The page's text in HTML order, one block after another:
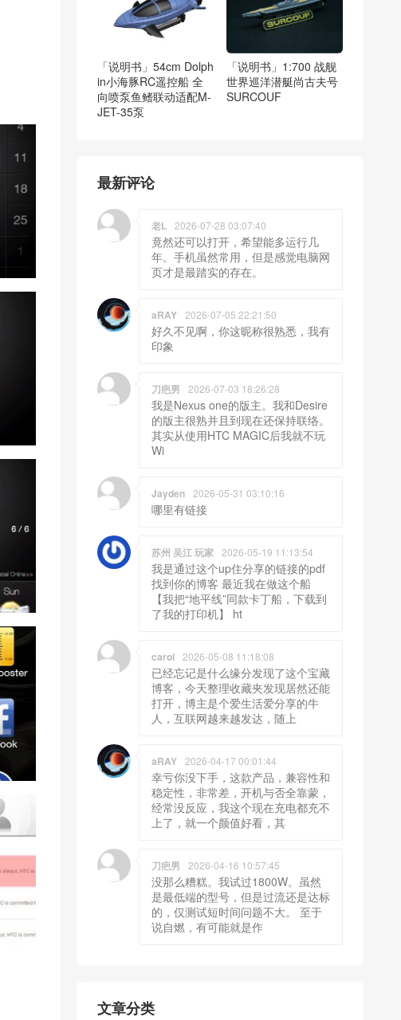
「说明书」54cm Dolph
in小海豚RC遥控船 全
向喷泵鱼鳍联动适配M-
JET-35泵
「说明书」1:700 战舰
世界巡洋潜艇尚古夫号
SURCOUF
最新评论
老L 2026-07-28 03:07:40
竟然还可以打开，希望能多运行几
年。手机虽然常用，但是感觉电脑网
页才是最踏实的存在。
aRAY 2026-07-05 22:21:50
好久不见啊，你这昵称很熟悉，我有
印象
刀疤男 2026-07-03 18:26:28
我是Nexus one的版主。我和Desire
的版主很熟并且到现在还保持联络。
其实从使用HTC MAGIC后我就不玩
Wi
Jayden 2026-05-31 03:10:16
哪里有链接
苏州 吴江 玩家 2026-05-19 11:13:54
我是通过这个up住分享的链接的pdf
找到你的博客 最近我在做这个船
【我把“地平线”同款卡丁船，下载到
了我的打印机】 ht
carol 2026-05-08 11:18:08
已经忘记是什么缘分发现了这个宝藏
博客，今天整理收藏夹发现居然还能
打开，博主是个爱生活爱分享的牛
人，互联网越来越发达，随上
aRAY 2026-04-17 00:01:44
幸亏你没下手，这款产品，兼容性和
稳定性，非常差，开机与否全靠蒙，
经常没反应，我这个现在充电都充不
上了，就一个颜值好看，其
刀疤男 2026-04-16 10:57:45
没那么糟糕。我试过1800W。虽然
是最低端的型号，但是过流还是达标
的，仅测试短时间问题不大。 至于
说自燃，有可能就是作
文章分类